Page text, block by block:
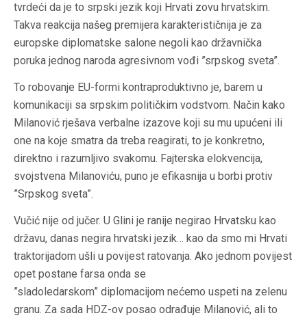
tvrdeći da je to srpski jezik koji Hrvati zovu hrvatskim.
Takva reakcija našeg premijera karakterističnija je za
europske diplomatske salone negoli kao državnička
poruka jednog naroda agresivnom vođi ”srpskog sveta”.
To robovanje EU-formi kontraproduktivno je, barem u
komunikaciji sa srpskim političkim vodstvom. Način kako
Milanović rješava verbalne izazove koji su mu upućeni ili
one na koje smatra da treba reagirati, to je konkretno,
direktno i razumljivo svakomu. Fajterska elokvencija,
svojstvena Milanoviću, puno je efikasnija u borbi protiv
”Srpskog sveta”.
Vučić nije od jučer. U Glini je ranije negirao Hrvatsku kao
državu, danas negira hrvatski jezik… kao da smo mi Hrvati
traktorijadom ušli u povijest ratovanja. Ako jednom povijest
opet postane farsa onda se
”sladoledarskom” diplomacijom nećemo uspeti na zelenu
granu. Za sada HDZ-ov posao odrađuje Milanović, ali to